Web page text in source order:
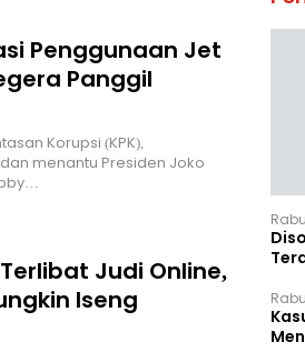
Penggunaan Jet
Panggil
Korupsi (KPK),
menantu Presiden Joko
Judi Online,
Iseng